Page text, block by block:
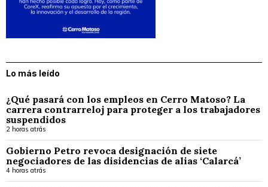
Lo más leído
¿Qué pasará con los empleos en Cerro Matoso? La
carrera contrarreloj para proteger a los trabajadores
suspendidos
2 horas atrás
Gobierno Petro revoca designación de siete
negociadores de las disidencias de alias ‘Calarcá’
4 horas atrás